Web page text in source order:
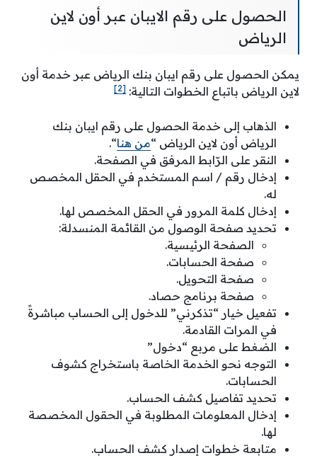
الحصول على رقم الايبان عبر أون لاين
الرياض
يمكن الحصول على رقم ايبان بنك الرياض عبر خدمة أون
لاين الرياض باتباع الخطوات التالية: [2]
الذهاب إلى خدمة الحصول على رقم ايبان بنك
الرياض أون لاين الرياض “من هنا“.
النقر على الرّابط المرفق في الصفحة.
إدخال رقم / اسم المستخدم في الحقل المخصص
له.
إدخال كلمة المرور في الحقل المخصص لها.
تحديد صفحة الوصول من القائمة المنسدلة:
الصفحة الرئيسية.
صفحة الحسابات.
صفحة التحويل.
صفحة برنامج حصاد.
تفعيل خيار “تذكرني” للدخول إلى الحساب مباشرةً
في المرات القادمة.
الضغط على مربع “دخول”
التوجه نحو الخدمة الخاصة باستخراج كشوف
الحسابات.
تحديد تفاصيل كشف الحساب.
إدخال المعلومات المطلوبة في الحقول المخصصة
لها.
متابعة خطوات إصدار كشف الحساب.